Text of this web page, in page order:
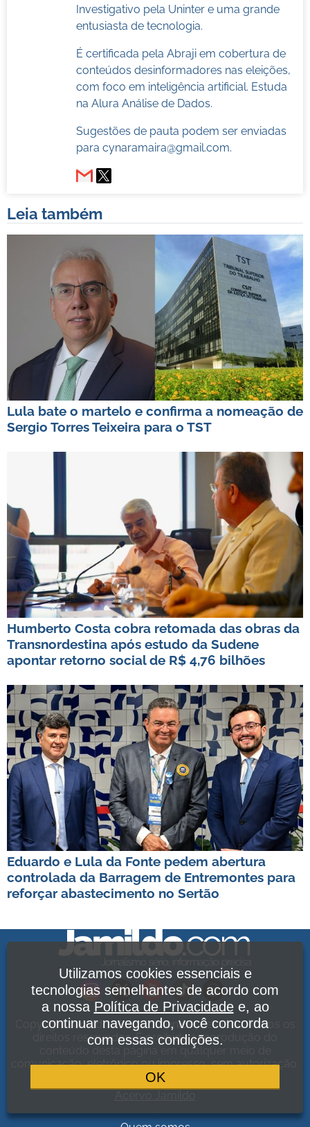
Investigativo pela Uninter e uma grande
entusiasta de tecnologia.
É certificada pela Abraji em cobertura de
conteúdos desinformadores nas eleições,
com foco em inteligência artificial. Estuda
na Alura Análise de Dados.
Sugestões de pauta podem ser enviadas
para cynaramaira@gmail.com.
Leia também
Lula bate o martelo e confirma a nomeação de
Sergio Torres Teixeira para o TST
Humberto Costa cobra retomada das obras da
Transnordestina após estudo da Sudene
apontar retorno social de R$ 4,76 bilhões
Eduardo e Lula da Fonte pedem abertura
controlada da Barragem de Entremontes para
reforçar abastecimento no Sertão
Copyright Jamildo Melo Comunicações Ltda. Todos os
direitos reservados. É proibida a reprodução do
conteúdo desta página em qualquer meio de
comunicação, eletrônico ou impresso, sem autorização.
Política de Privacidade
Utilizamos cookies essenciais e
tecnologias semelhantes de acordo com
a nossa Política de Privacidadee, ao
continuar navegando, você concorda
com essas condições.
OK